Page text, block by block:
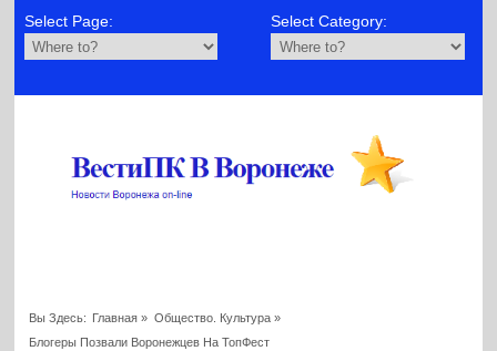
Select Page: Select Category:
Вы Здесь: Главная » Общество. Культура»
Блогеры Позвали Воронежцев На ТопФест